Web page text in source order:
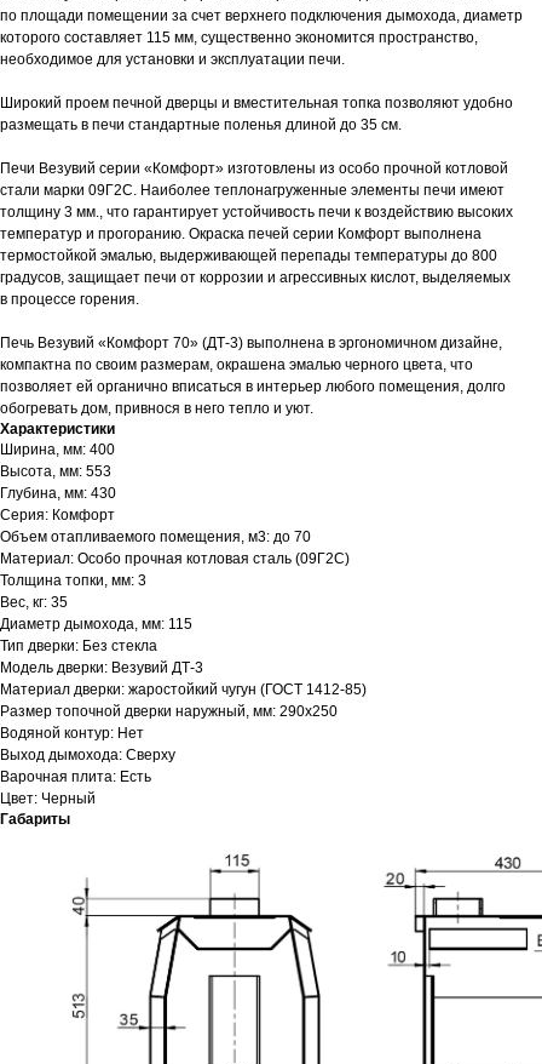
по площади помещении за счет верхнего подключения дымохода, диаметр
которого составляет 115 мм, существенно экономится пространство,
необходимое для установки и эксплуатации печи.
Широкий проем печной дверцы и вместительная топка позволяют удобно
размещать в печи стандартные поленья длиной до 35 см.
Печи Везувий серии «Комфорт» изготовлены из особо прочной котловой
стали марки 09Г2С. Наиболее теплонагруженные элементы печи имеют
толщину 3 мм., что гарантирует устойчивость печи к воздействию высоких
температур и прогоранию. Окраска печей серии Комфорт выполнена
термостойкой эмалью, выдерживающей перепады температуры до 800
градусов, защищает печи от коррозии и агрессивных кислот, выделяемых
в процессе горения.
Печь Везувий «Комфорт 70» (ДТ-3) выполнена в эргономичном дизайне,
компактна по своим размерам, окрашена эмалью черного цвета, что
позволяет ей органично вписаться в интерьер любого помещения, долго
обогревать дом, привнося в него тепло и уют.
Характеристики
Ширина, мм: 400
Высота, мм: 553
Глубина, мм: 430
Серия: Комфорт
Объем отапливаемого помещения, м3: до 70
Материал: Особо прочная котловая сталь (09Г2С)
Толщина топки, мм: 3
Вес, кг: 35
Диаметр дымохода, мм: 115
Тип дверки: Без стекла
Модель дверки: Везувий ДТ-3
Материал дверки: жаростойкий чугун (ГОСТ 1412-85)
Размер топочной дверки наружный, мм: 290х250
Водяной контур: Нет
Выход дымохода: Сверху
Варочная плита: Есть
Цвет: Черный
Габариты